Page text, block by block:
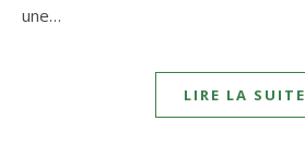
une…
LIRE LA SUITE